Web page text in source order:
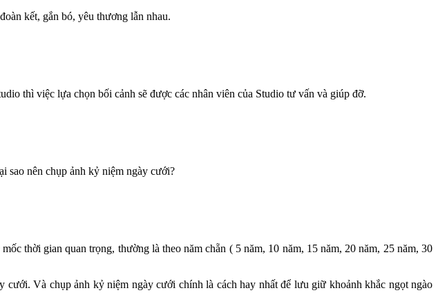
kết, gắn bó, yêu thương lẫn nhau.
thì việc lựa chọn bối cảnh sẽ được các nhân viên của Studio tư vấn và giúp đỡ.
sao nên chụp ảnh kỷ niệm ngày cưới?
thời gian quan trọng, thường là theo năm chẵn ( 5 năm, 10 năm, 15 năm, 20 năm, 25 năm, 30
Và chụp ảnh kỷ niệm ngày cưới chính là cách hay nhất để lưu giữ khoảnh khắc ngọt ngào